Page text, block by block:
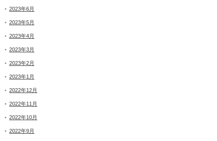
2023年6月
2023年5月
2023年4月
2023年3月
2023年2月
2023年1月
2022年12月
2022年11月
2022年10月
2022年9月